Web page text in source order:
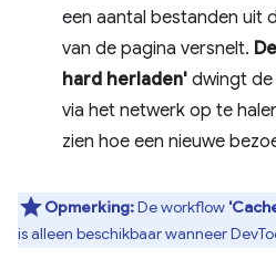
een aantal bestanden uit
van de pagina versnelt.
hard herladen' dwingt de
via het netwerk op te
zien hoe een nieuwe
Opmerking:De workflow
is alleen beschikbaar wanneer